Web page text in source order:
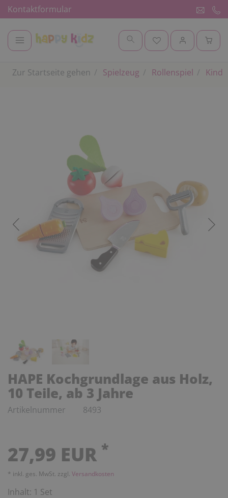
Kontaktformular
Zur Startseite gehen Spielzeug Rollenspiel
HAPE Kochgrundlage aus Holz,
10 Teile, ab 3 Jahre
Artikelnummer 8493
27,99 EUR *
* inkl. ges. MwSt. zzgl. Versandkosten
Inhalt: 1 Set